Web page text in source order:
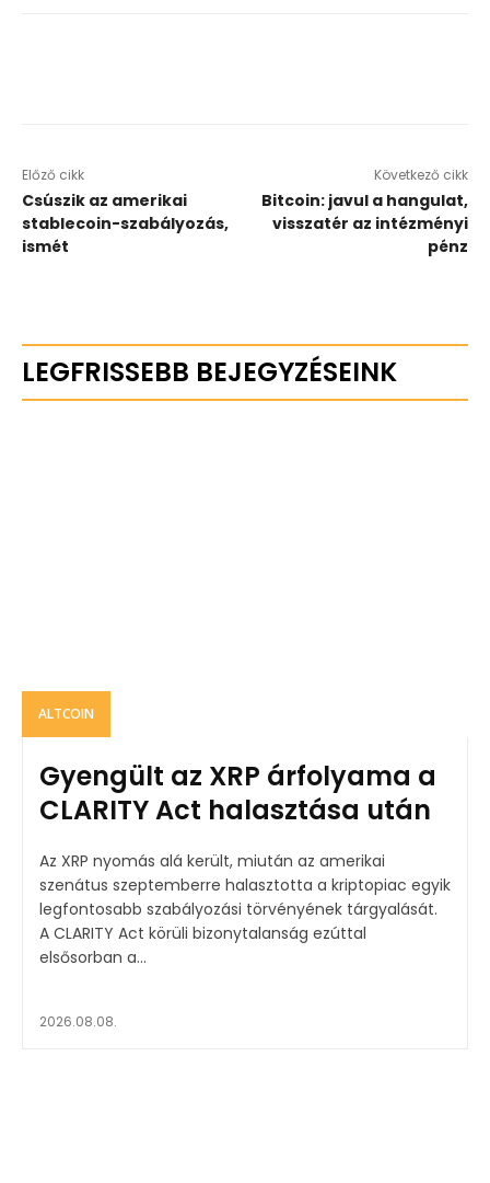
Előző cikk
Csúszik az amerikai
stablecoin-szabályozás,
ismét
Következő cikk
Bitcoin: javul a hangulat,
visszatér az intézményi
pénz
LEGFRISSEBB BEJEGYZÉSEINK
ALTCOIN
Gyengült az XRP árfolyama a
CLARITY Act halasztása után
Az XRP nyomás alá került, miután az amerikai
szenátus szeptemberre halasztotta a kriptopiac egyik
legfontosabb szabályozási törvényének tárgyalását.
A CLARITY Act körüli bizonytalanság ezúttal
elsősorban a...
2026.08.08.